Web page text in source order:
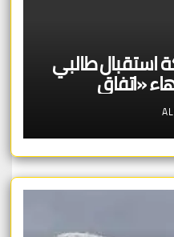
طالبي
«اتفاق